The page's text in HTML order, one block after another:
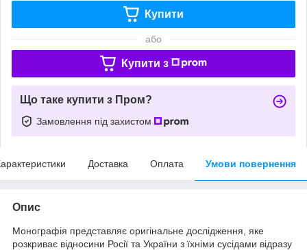
Купити
або
Купити з
Що таке купити з Пром?
Замовлення під захистом
Доставка Оплата Умови повернення
Опис
Монографія представляє оригінальне дослідження, яке
розкриває відносини Росії та України з їхніми сусідами відразу